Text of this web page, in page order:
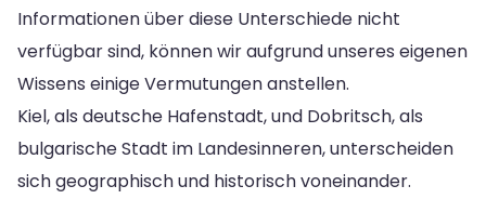
Informationen über diese Unterschiede nicht
verfügbar sind, können wir aufgrund unseres eigenen
Wissens einige Vermutungen anstellen.
Kiel, als deutsche Hafenstadt, und Dobritsch, als
bulgarische Stadt im Landesinneren, unterscheiden
sich geographisch und historisch voneinander.